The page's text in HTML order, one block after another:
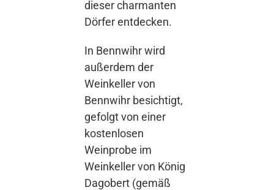
dieser charmanten
Dörfer entdecken.
In Bennwihr wird
außerdem der
Weinkeller von
Bennwihr besichtigt,
gefolgt von einer
kostenlosen
Weinprobe im
Weinkeller von König
Dagobert (gemäß